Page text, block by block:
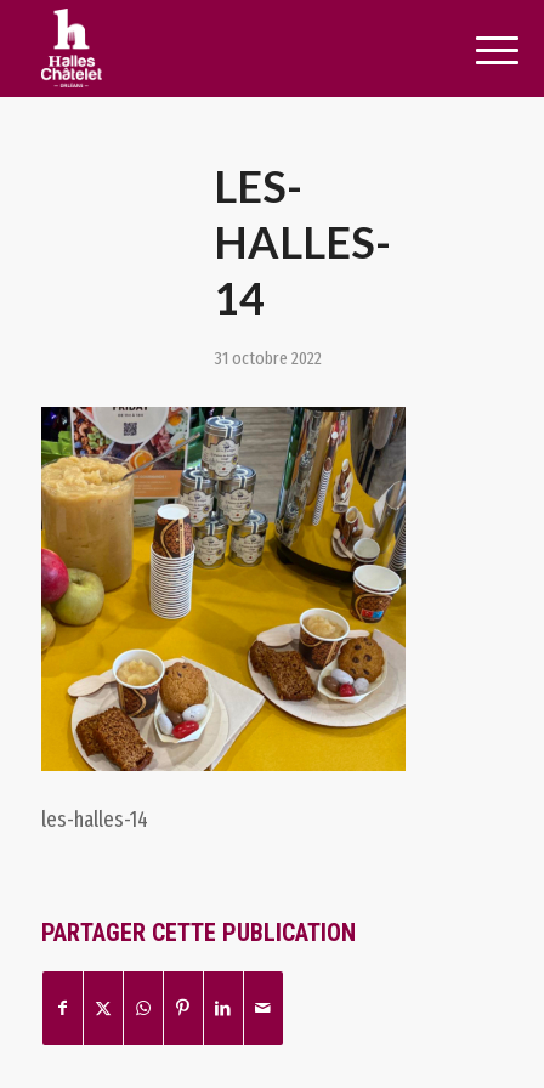
LES-
HALLES-
14
31 octobre 2022
les-halles-14
PARTAGER CETTE PUBLICATION